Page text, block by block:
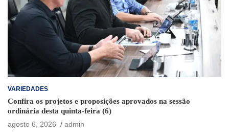
VARIEDADES
Confira os projetos e proposições aprovados na sessão
ordinária desta quinta-feira (6)
agosto 6, 2026
admin